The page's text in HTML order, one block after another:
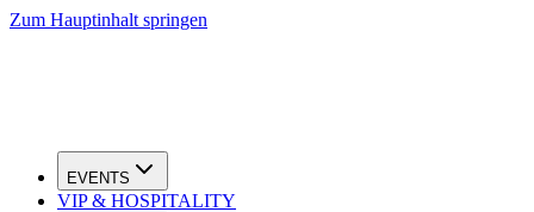
Zum Hauptinhalt springen
EVENTS
VIP & HOSPITALITY